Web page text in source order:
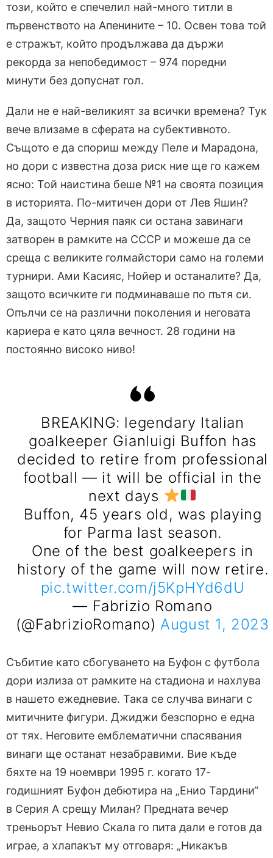
този, който е спечелил най-много титли в
първенството на Апенините – 10. Освен това той
е стражът, който продължава да държи
рекорда за непобедимост – 974 поредни
минути без допуснат гол.
Дали не е най-великият за всички времена? Тук
вече влизаме в сферата на субективното.
Същото е да спориш между Пеле и Марадона,
но дори с известна доза риск ние ще го кажем
ясно: Той наистина беше №1 на своята позиция
в историята. По-митичен дори от Лев Яшин?
Да, защото Черния паяк си остана завинаги
затворен в рамките на СССР и можеше да се
среща с великите голмайстори само на големи
турнири. Ами Касияс, Нойер и останалите? Да,
защото всичките ги подминаваше по пътя си.
Опълчи се на различни поколения и неговата
кариера е като цяла вечност. 28 години на
постоянно високо ниво!
BREAKING: legendary Italian
goalkeeper Gianluigi Buffon has
decided to retire from professional
football — it will be official in the
next days
Buffon, 45 years old, was playing
for Parma last season.
One of the best goalkeepers in
history of the game will now retire.
pic.twitter.com/j5KpHYd6dU
— Fabrizio Romano
(@FabrizioRomano)August 1, 2023
Събитие като сбогуването на Буфон с футбола
дори излиза от рамките на стадиона и нахлува
в нашето ежедневие. Така се случва винаги с
митичните фигури. Джиджи безспорно е една
от тях. Неговите емблематични спасявания
винаги ще останат незабравими. Вие къде
бяхте на 19 ноември 1995 г. когато 17-
годишният Буфон дебютира на „Енио Тардини“
в Серия А срещу Милан? Предната вечер
треньорът Невио Скала го пита дали е готов да
играе, а хлапакът му отговаря: „Никакъв